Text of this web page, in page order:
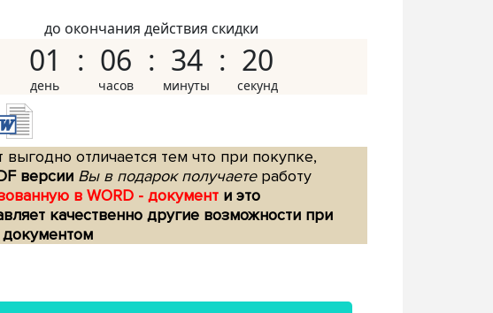
до окончания действия скидки
01 06 34 19
отличается тем что при покупке,
версии Вы в подарок получаетеработу
в WORD - документ и это
качественно другие возможности при
документом